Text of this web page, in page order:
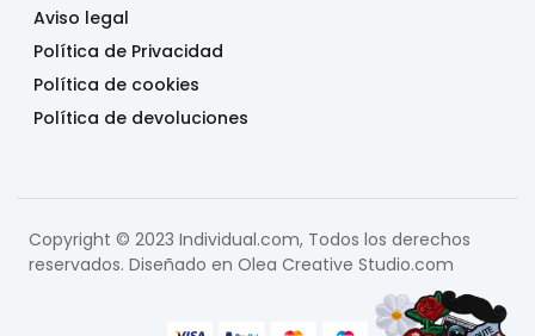
Aviso legal
Política de Privacidad
Política de cookies
Política de devoluciones
Copyright © 2023 Individual.com, Todos los derechos
reservados. Diseñado en Olea Creative Studio.com